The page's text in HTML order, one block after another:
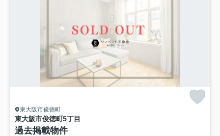
東大阪市俊徳町
東大阪市俊徳町5丁目
過去掲載物件